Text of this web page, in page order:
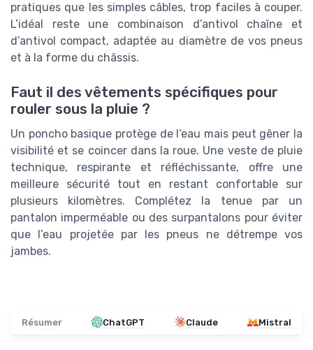
pratiques que les simples câbles, trop faciles à couper.
L’idéal reste une combinaison d’antivol chaîne et
d’antivol compact, adaptée au diamètre de vos pneus
et à la forme du châssis.
Faut il des vêtements spécifiques pour
rouler sous la pluie ?
Un poncho basique protège de l’eau mais peut gêner la
visibilité et se coincer dans la roue. Une veste de pluie
technique, respirante et réfléchissante, offre une
meilleure sécurité tout en restant confortable sur
plusieurs kilomètres. Complétez la tenue par un
pantalon imperméable ou des surpantalons pour éviter
que l’eau projetée par les pneus ne détrempe vos
jambes.
Résumer ChatGPT Claude Mistral